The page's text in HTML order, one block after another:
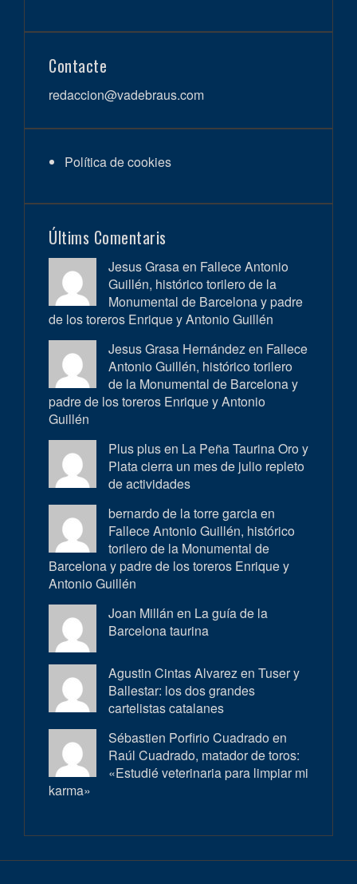
Contacte
redaccion@vadebraus.com
Política de cookies
Últims Comentaris
Jesus Grasa en Fallece Antonio
Guillén, histórico torilero de la
Monumental de Barcelona y padre
de los toreros Enrique y Antonio Guillén
Jesus Grasa Hernández en Fallece
Antonio Guillén, histórico torilero
de la Monumental de Barcelona y
padre de los toreros Enrique y Antonio
Guillén
Plus plus en La Peña Taurina Oro y
Plata cierra un mes de julio repleto
de actividades
bernardo de la torre garcia en
Fallece Antonio Guillén, histórico
torilero de la Monumental de
Barcelona y padre de los toreros Enrique y
Antonio Guillén
Joan Millán en La guía de la
Barcelona taurina
Agustin Cintas Alvarez en Tuser y
Ballestar: los dos grandes
cartelistas catalanes
Sébastien Porfirio Cuadrado en
Raúl Cuadrado, matador de toros:
«Estudié veterinaria para limpiar mi
karma»